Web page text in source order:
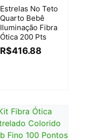
Estrelas No Teto
Quarto Bebê
Iluminação Fibra
Ótica 200 Pts
R$416.88